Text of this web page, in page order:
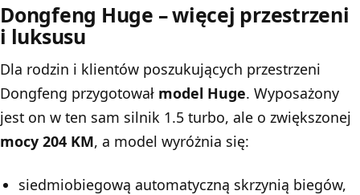
Dongfeng Huge – więcej przestrzeni
i luksusu
Dla rodzin i klientów poszukujących przestrzeni
Dongfeng przygotował model Huge. Wyposażony
jest on w ten sam silnik 1.5 turbo, ale o zwiększonej
mocy 204 KM, a model wyróżnia się:
siedmiobiegową automatyczną skrzynią biegów,